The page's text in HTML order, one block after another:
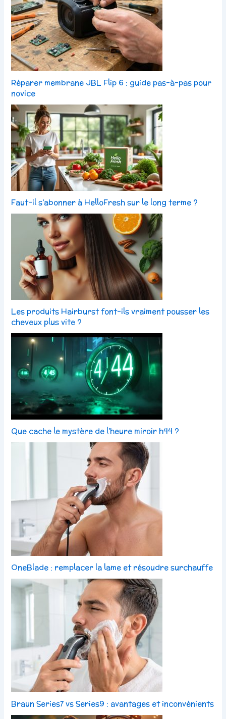
Réparer membrane JBL Flip 6 : guide pas-à-pas pour
novice
Faut-il s’abonner à HelloFresh sur le long terme ?
Les produits Hairburst font-ils vraiment pousser les
cheveux plus vite ?
Que cache le mystère de l’heure miroir h44 ?
OneBlade : remplacer la lame et résoudre surchauffe
Braun Series7 vs Series9 : avantages et inconvénients